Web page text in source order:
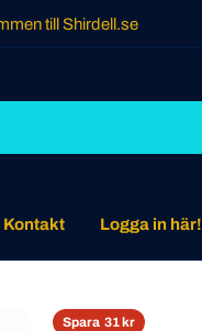
till Shirdell.se
Kontakt Logga in här!
Spara 31 kr